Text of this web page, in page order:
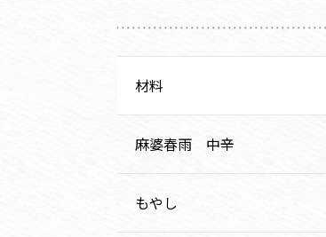
材料
麻婆春雨 中辛
もやし